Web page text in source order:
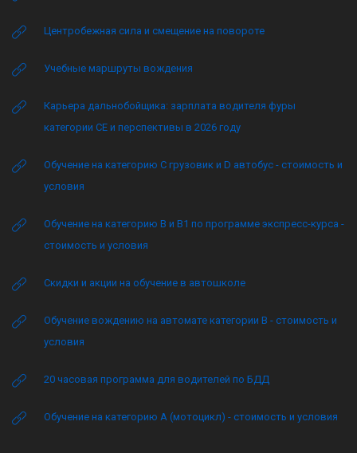
Центробежная сила и смещение на повороте
Учебные маршруты вождения
Карьера дальнобойщика: зарплата водителя фуры
категории CE и перспективы в 2026 году
Обучение на категорию C грузовик и D автобус - стоимость и
условия
Обучение на категорию B и B1 по программе экспресс-курса -
стоимость и условия
Скидки и акции на обучение в автошколе
Обучение вождению на автомате категории B - стоимость и
условия
20 часовая программа для водителей по БДД
Обучение на категорию А (мотоцикл) - стоимость и условия